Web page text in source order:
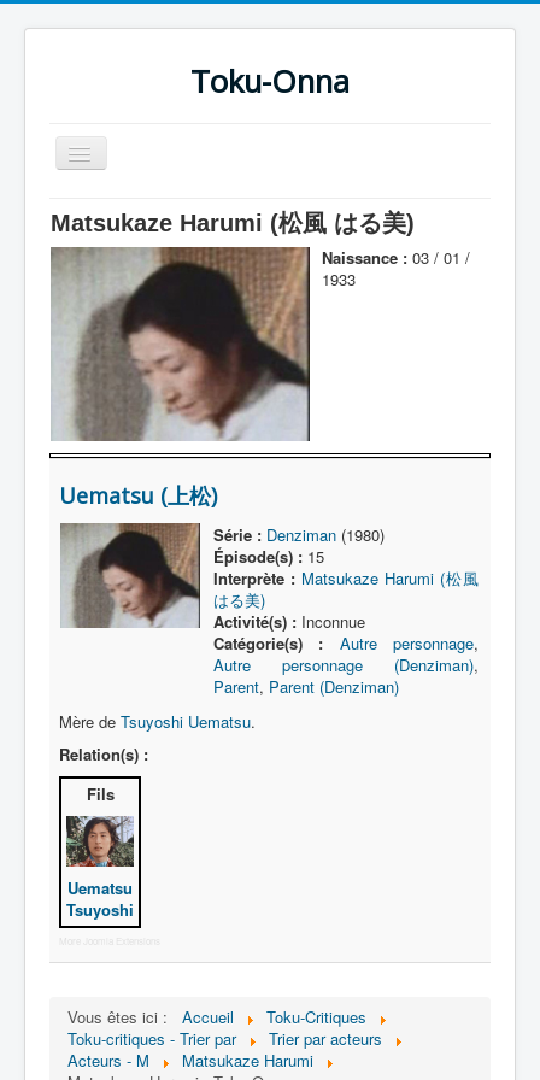
Toku-Onna
Basculer
la
Accueil
Toku-Actrices
Toku-Critiques
Séries
Dessins
Artiste Asperger
Lexique
Série
Acteur
Transformation
Équipement
Mecha
Lieu
Fanservice
Matsukaze Harumi (松風 はる美)
Naissance : 03 / 01 /
1933
Uematsu (上松)
Série : Denziman(1980)
Épisode(s) :15
Interprète : Matsukaze Harumi (松風
はる美)
Activité(s) :Inconnue
Catégorie(s) :
Autre personnage,
Autre personnage (Denziman),
Parent, Parent (Denziman)
Mère de Tsuyoshi Uematsu.
Relation(s) :
Fils
Uematsu
Tsuyoshi
More Joomla Extensions
Vous êtes ici : Accueil
Toku-Critiques
Toku-critiques - Trier par
Trier par acteurs
Acteurs - M
Matsukaze Harumi